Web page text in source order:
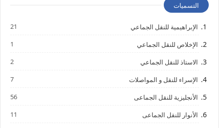
التسميات
الإبراهيمية للنقل الجماعي 21
الإخلاص للنقل الجماعي 1
الاستاذ للنقل الجماعي 2
الإسراء للنقل و المواصلات 7
الأنجليزية للنقل الجماعى 56
الأنوار للنقل الجماعى 11